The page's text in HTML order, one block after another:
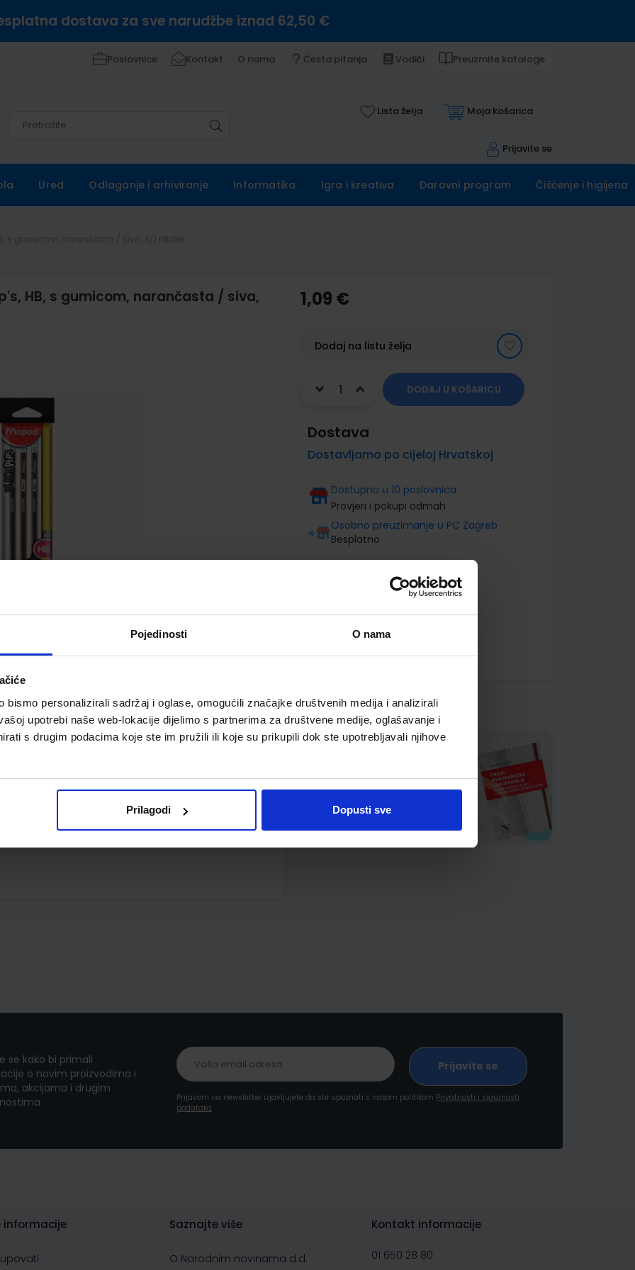
Pojedinosti O nama
bismo personalizirali sadržaj i oglase, omogućili značajke društvenih medija i analizirali
upotrebi naše web-lokacije dijelimo s partnerima za društvene medije, oglašavanje i
s drugim podacima koje ste im pružili ili koje su prikupili dok ste upotrebljavali njihove
Prilagodi Dopusti sve
dostava za sve narudžbe iznad 62,50 €
Poslovnice Kontakt O nama Česta pitanja Vodiči Preuzmite kataloge
Lista želja Moja košarica
Prijavite se
Ured Odlaganje i arhiviranje Informatika Igra i kreativa Darovni program Čišćenje i higijena
HB, s gumicom, narančasta / siva,
1,09 €
Dodaj na listu želja
DODAJ U KOŠARICU
Dostava
Dostavljamo po cijeloj Hrvatskoj
Dostupno u 10 poslovnica
Provjeri i pokupi odmah
Osobno preuzimanje u PC Zagreb
Besplatno
se kako bi primali
o novim proizvodima i
akcijama i drugim
Prijavom na newsletter izjavljujete da ste upoznati s našom politikom Privatnosti i sigurnosti
podataka
informacije Saznajte više
O Narodnim novinama d.d.
Kontakt informacije
01 650 28 80